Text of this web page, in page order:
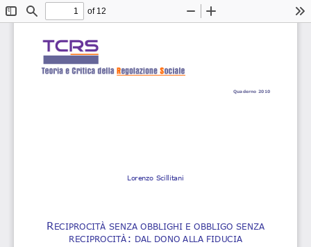
ToggleFind
of 12
Zoom
Quaderno 2010
Lorenzo Scillitani
R ECIPROCITÀ SENZA OBBLIGHI E OBBLIGO SENZA
RECIPROCITÀ : DAL DONO ALLA FIDUCIA